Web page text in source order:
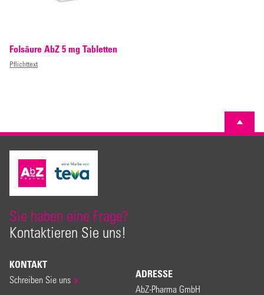
Folsäure AbZ 5 mg Tabletten
Pflichttext
Sie haben eine Frage?
Kontaktieren Sie uns!
KONTAKT
Schreiben Sie uns ADRESSE
AbZ-Pharma GmbH